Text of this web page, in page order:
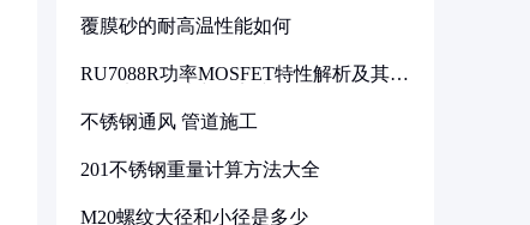
覆膜砂的耐高温性能如何
RU7088R功率MOSFET特性解析及其在
不锈钢通风 管道施工
201不锈钢重量计算方法大全
M20螺纹大径和小径是多少